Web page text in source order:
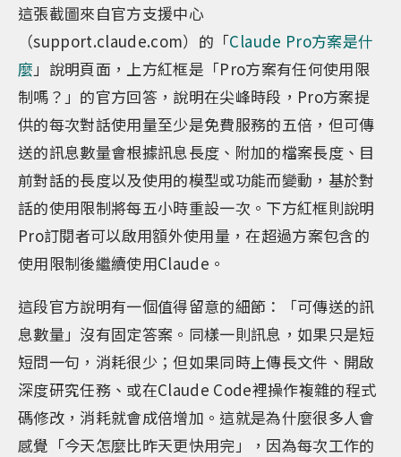
這張截圖來自官方支援中心
（support.claude.com）的「Claude Pro方案是什
麼 」說明頁面，上方紅框是「Pro方案有任何使用限
制嗎？」的官方回答，說明在尖峰時段，Pro方案提
供的每次對話使用量至少是免費服務的五倍，但可傳
送的訊息數量會根據訊息長度、附加的檔案長度、目
前對話的長度以及使用的模型或功能而變動，基於對
話的使用限制將每五小時重設一次。下方紅框則說明
Pro訂閱者可以啟用額外使用量，在超過方案包含的
使用限制後繼續使用Claude。
這段官方說明有一個值得留意的細節：「可傳送的訊
息數量」沒有固定答案。同樣一則訊息，如果只是短
短問一句，消耗很少；但如果同時上傳長文件、開啟
深度研究任務、或在Claude Code裡操作複雜的程式
碼修改，消耗就會成倍增加。這就是為什麼很多人會
感覺「今天怎麼比昨天更快用完」，因為每次工作的